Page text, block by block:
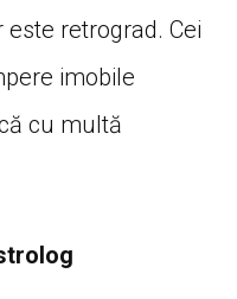
retrograd. Cei
imobile
cu multă